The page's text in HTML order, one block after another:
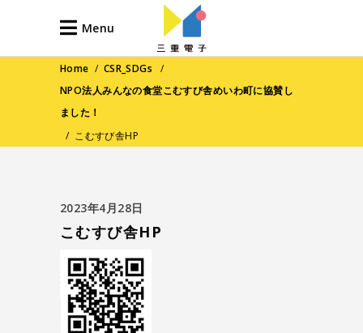
Menu
Home / CSR_SDGs
/
NPO法人みんなの食堂こむすび舎めいわ町に協賛し
ました！
/ こむすび舎HP
2023年4月28日
こむすび舎HP